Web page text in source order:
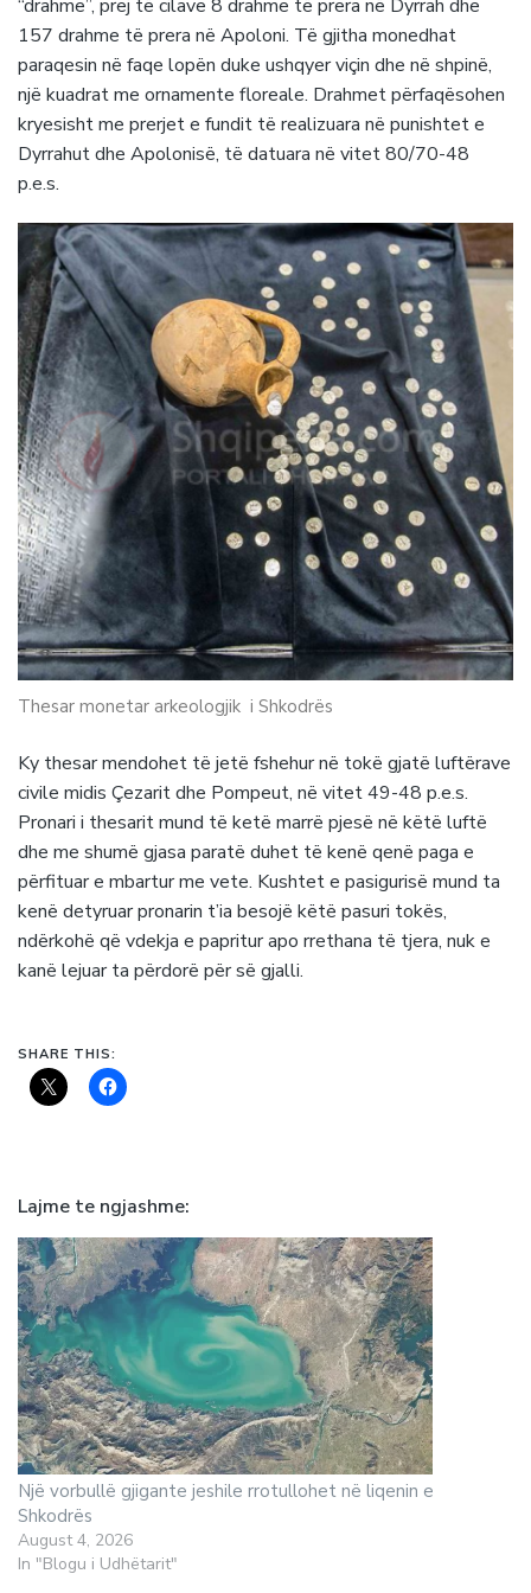
“drahme”, prej të cilave 8 drahme të prera në Dyrrah dhe
157 drahme të prera në Apoloni. Të gjitha monedhat
paraqesin në faqe lopën duke ushqyer viçin dhe në shpinë,
një kuadrat me ornamente floreale. Drahmet përfaqësohen
kryesisht me prerjet e fundit të realizuara në punishtet e
Dyrrahut dhe Apolonisë, të datuara në vitet 80/70-48
p.e.s.
Thesar monetar arkeologjik i Shkodrës
Ky thesar mendohet të jetë fshehur në tokë gjatë luftërave
civile midis Çezarit dhe Pompeut, në vitet 49-48 p.e.s.
Pronari i thesarit mund të ketë marrë pjesë në këtë luftë
dhe me shumë gjasa paratë duhet të kenë qenë paga e
përfituar e mbartur me vete. Kushtet e pasigurisë mund ta
kenë detyruar pronarin t’ia besojë këtë pasuri tokës,
ndërkohë që vdekja e papritur apo rrethana të tjera, nuk e
kanë lejuar ta përdorë për së gjalli.
SHARE THIS:
Lajme te ngjashme
Një vorbullë gjigante jeshile rrotullohet në liqenin e
Shkodrës
August 4, 2026
In "Blogu i Udhëtarit"